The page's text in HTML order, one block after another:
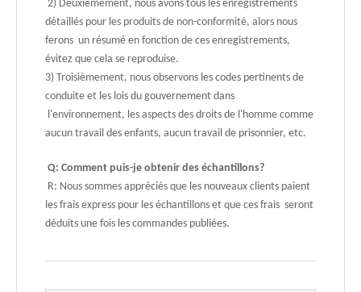
2) Deuxièmement, nous avons tous les enregistrements
détaillés pour les produits de non-conformité, alors nous
ferons un résumé en fonction de ces enregistrements,
évitez que cela se reproduise.
3) Troisièmement, nous observons les codes pertinents de
conduite et les lois du gouvernement dans
l'environnement, les aspects des droits de l'homme comme
aucun travail des enfants, aucun travail de prisonnier, etc.
Q: Comment puis-je obtenir des échantillons?
R: Nous sommes appréciés que les nouveaux clients paient
les frais express pour les échantillons et que ces frais seront
déduits une fois les commandes publiées.